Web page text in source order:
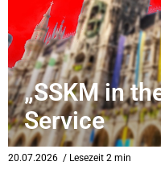
„SSKM in
Service
20.07.2026 / Lesezeit 2 min